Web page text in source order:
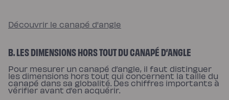
Draps
Matières
coton
Gaze
coton
Satin
de
coton
Découvrir le canapé d'angle
B. LES DIMENSIONS HORS TOUT DU CANAPÉ D’ANGLE
Pour mesurer un canapé d’angle, il faut distinguer
les dimensions hors tout qui concernent la taille du
canapé dans sa globalité. Des chiffres importants à
vérifier avant d’en acquérir.